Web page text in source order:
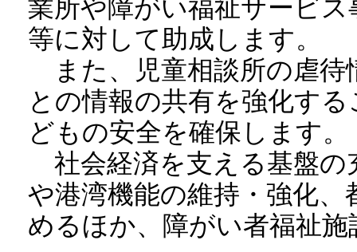
業所や障がい福祉サービ
等に対して助成します。
また、児童相談所の虐待
との情報の共有を強化す
どもの安全を確保します。
社会経済を支える基盤の
や港湾機能の維持・強化
めるほか、障がい者福祉